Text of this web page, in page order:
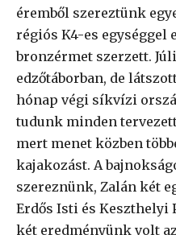
éremből szereztünk
régiós K4-es egységgel
bronzérmet szerzett.
edzőtáborban, de
hónap végi síkvízi
tudunk minden
mert menet közben
kajakozást. A
szereznünk, Zalán két
Erdős Isti és Keszthelyi
két eredményünk volt